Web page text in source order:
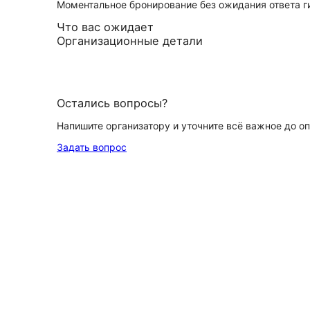
Моментальное бронирование без ожидания ответа
Что вас ожидает
Организационные детали
Остались вопросы?
Напишите организатору и уточните всё важное до
Задать вопрос